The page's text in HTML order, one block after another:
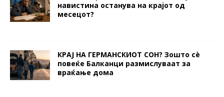
навистина останува на крајот од
месецот?
КРАЈ НА ГЕРМАНСКИОТ СОН? Зошто сè
повеќе Балканци размислуваат за
враќање дома